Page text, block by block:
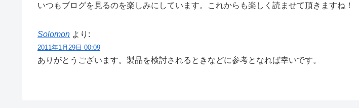
いつもブログを見るのを楽しみにしています。これからも楽しく読ませて頂きますね！
Solomon より:
2011年1月29日 00:09
ありがとうございます。製品を検討されるときなどに参考となれば幸いです。